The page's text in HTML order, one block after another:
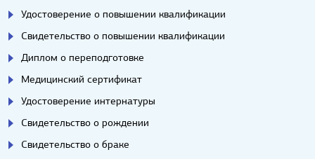
Удостоверение о повышении квалификации
Свидетельство о повышении квалификации
Диплом о переподготовке
Медицинский сертификат
Удостоверение интернатуры
Свидетельство о рождении
Свидетельство о браке